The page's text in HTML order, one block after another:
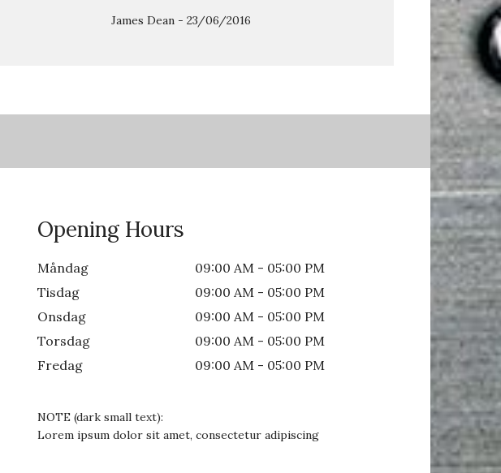
James Dean- 23/06/2016
Opening Hours
Måndag
09:00 AM - 05:00 PM
Tisdag
09:00 AM - 05:00 PM
Onsdag
09:00 AM - 05:00 PM
Torsdag
09:00 AM - 05:00 PM
Fredag
09:00 AM - 05:00 PM
NOTE (dark small text):
Lorem ipsum dolor sit amet, consectetur adipiscing